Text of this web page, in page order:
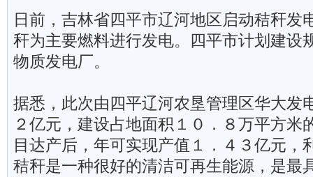
日前，吉林省四平市辽河地区启动秸秆发
秆为主要燃料进行发电。四平市计划建设
物质发电厂。
据悉，此次由四平辽河农垦管理区华大发
２亿元，建设占地面积１０．８万平方米
目达产后，年可实现产值１．４３亿元，
秸秆是一种很好的清洁可再生能源，是最